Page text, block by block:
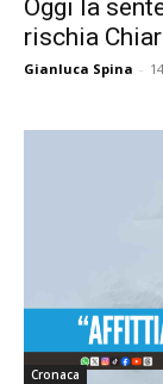
Oggi la
rischia
Gianluca Spina -
Cronaca